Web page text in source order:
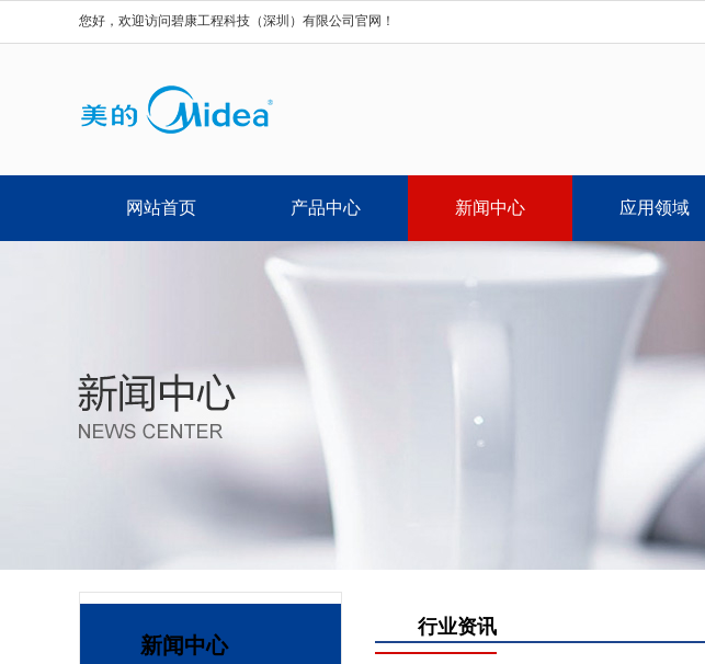
您好，欢迎访问碧康工程科技（深圳）有限公司官网！
网站首页 产品中心 新闻中心 应用领域
新闻中心
行业资讯